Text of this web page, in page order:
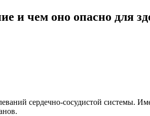
и чем оно опасно для
сердечно-сосудистой